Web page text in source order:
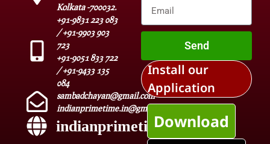
Kolkata -700032.
+91-9831 223 083
/ +91-9903 903
723
+91-9051 833 722
/ +91-9433 135
084
sambadchayan@gmail.com
indianprimetime.in@gmail.com
indianprimetime.in
Send
Install our
Application
Download